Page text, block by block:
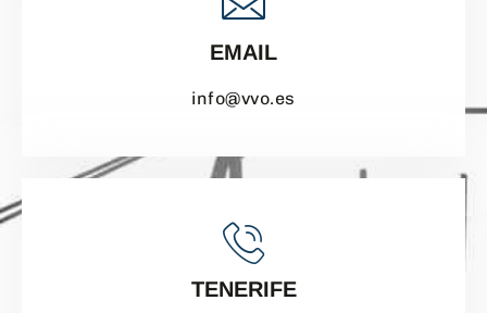
EMAIL
info@vvo.es
TENERIFE